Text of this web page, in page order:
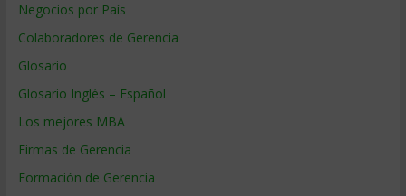
Negocios por País
Colaboradores de Gerencia
Glosario
Glosario Inglés – Español
Los mejores MBA
Firmas de Gerencia
Formación de Gerencia